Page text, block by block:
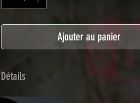
Ajouter au panier
Détails
Adhésif de type polymère coulé